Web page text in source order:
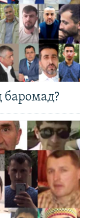
баромад?